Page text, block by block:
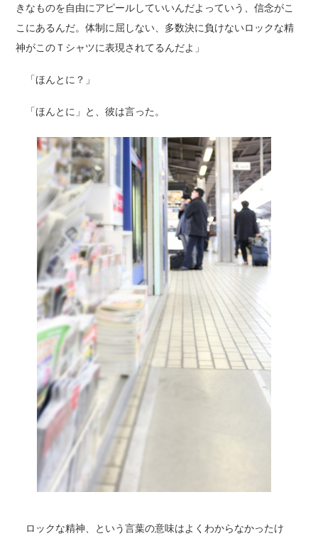
きなものを自由にアピールしていいんだよっていう、信念がこ
こにあるんだ。体制に屈しない、多数決に負けないロックな精
神がこのＴシャツに表現されてるんだよ」
「ほんとに？」
「ほんとに」と、彼は言った。
ロックな精神、という言葉の意味はよくわからなかったけ